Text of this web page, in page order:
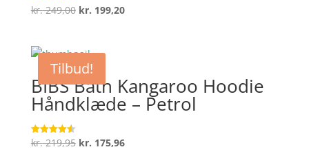
Vurderet
4.5
kr.249,00 Den
var:
kr. 249,00.
kr. 199,20Den
Tilbud!
BIBS Bath Kangaroo Hoodie
Håndklæde – Petrol
Vurderet
4.6
kr.219,95 Den
kr. 175,96Den